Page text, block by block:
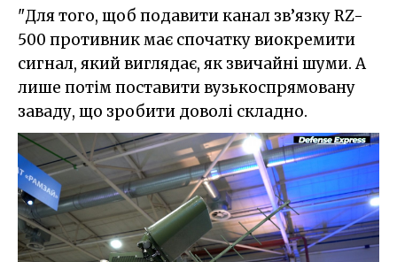
"Для того, щоб подавити канал зв’язку RZ-
500 противник має спочатку виокремити
сигнал, який виглядає, як звичайні шуми. А
лише потім поставити вузькоспрямовану
заваду, що зробити доволі складно.